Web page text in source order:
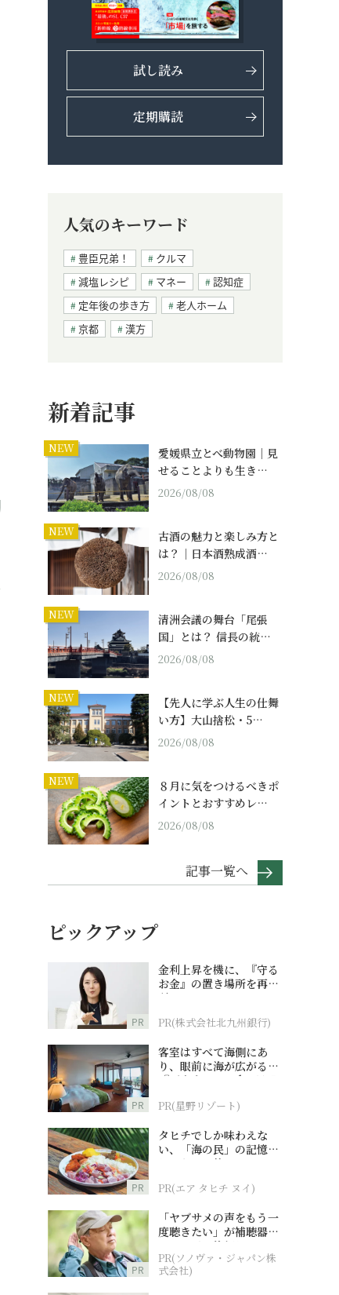
試し読み
定期購読
人気のキーワード
豊臣兄弟！
クルマ
減塩レシピ
マネー
認知症
定年後の歩き方
老人ホーム
京都
漢方
新着記事
NEW
愛媛県立とべ動物園｜見
せることよりも生き…
2026/08/08
NEW
古酒の魅力と楽しみ方と
は？｜日本酒熟成酒…
2026/08/08
NEW
清洲会議の舞台「尾張
国」とは？ 信長の統…
2026/08/08
NEW
【先人に学ぶ人生の仕舞
い方】大山捨松・5…
2026/08/08
NEW
８月に気をつけるべきポ
イントとおすすめレ…
2026/08/08
記事一覧へ
ピックアップ
PR
金利上昇を機に、『守る
お金』の置き場所を再検
討
PR(株式会社北九州銀行)
PR
客室はすべて海側にあ
り、眼前に海が広がる
『西表島ホテル by 星野
PR(星野リゾート)
PR
タヒチでしか味わえな
い、「海の民」の記憶へ
とつながる旅
PR(エア タヒチ ヌイ)
PR
「ヤブサメの声をもう一
度聴きたい」が補聴器チ
ャレンジの後押しに
PR(ソノヴァ・ジャパン株
式会社)